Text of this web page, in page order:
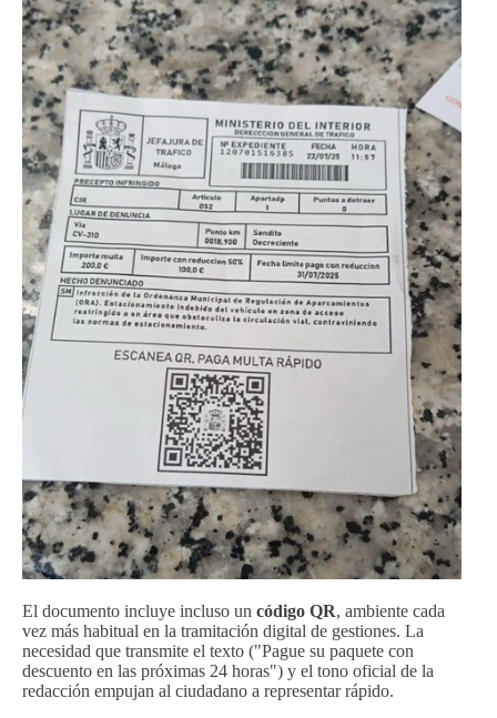
El documento incluye incluso un código QR, ambiente cada
vez más habitual en la tramitación digital de gestiones. La
necesidad que transmite el texto ("Pague su paquete con
descuento en las próximas 24 horas") y el tono oficial de la
redacción empujan al ciudadano a representar rápido.